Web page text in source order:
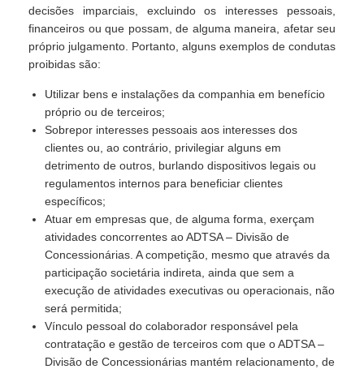
decisões imparciais, excluindo os interesses pessoais,
financeiros ou que possam, de alguma maneira, afetar seu
próprio julgamento. Portanto, alguns exemplos de condutas
proibidas são:
Utilizar bens e instalações da companhia em benefício
próprio ou de terceiros;
Sobrepor interesses pessoais aos interesses dos
clientes ou, ao contrário, privilegiar alguns em
detrimento de outros, burlando dispositivos legais ou
regulamentos internos para beneficiar clientes
específicos;
Atuar em empresas que, de alguma forma, exerçam
atividades concorrentes ao ADTSA – Divisão de
Concessionárias. A competição, mesmo que através da
participação societária indireta, ainda que sem a
execução de atividades executivas ou operacionais, não
será permitida;
Vínculo pessoal do colaborador responsável pela
contratação e gestão de terceiros com que o ADTSA –
Divisão de Concessionárias mantém relacionamento, de